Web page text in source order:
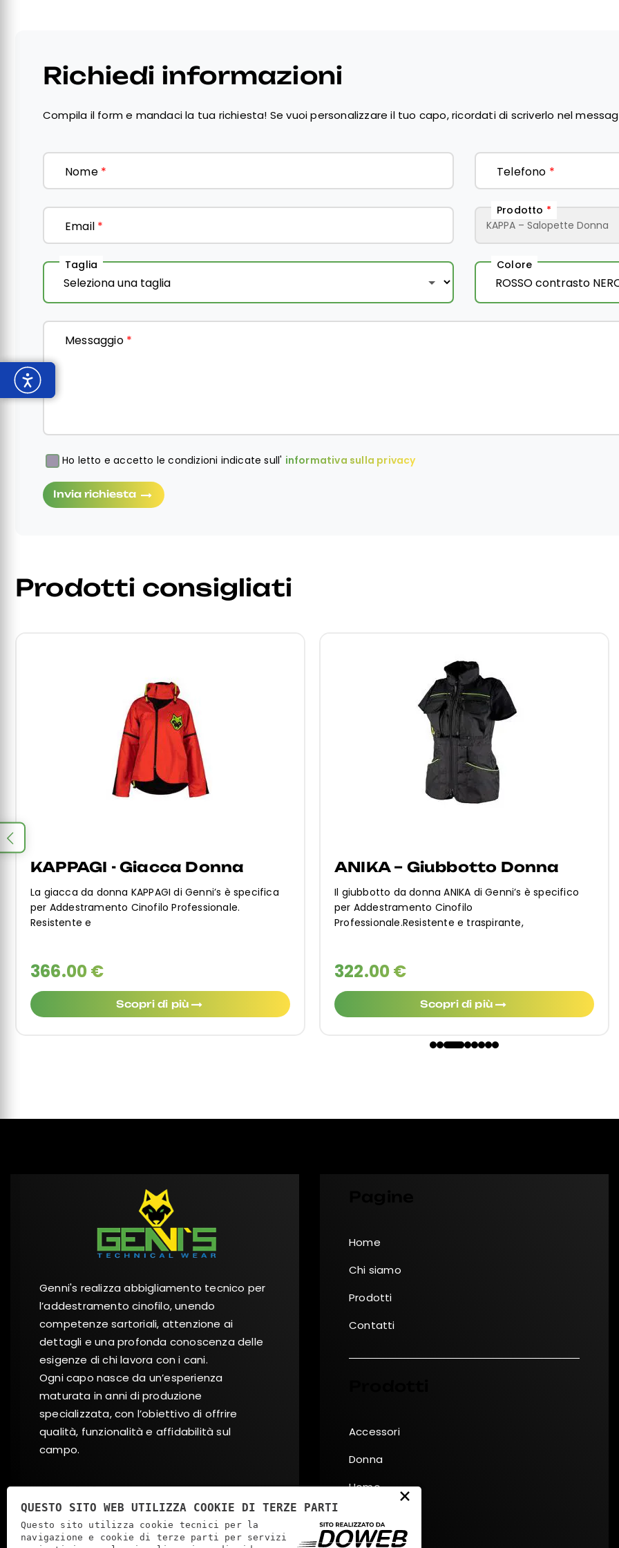
Richiedi informazioni
Compila il form e mandaci la tua richiesta! Se vuoi personalizzare il tuo capo, ricordati di scriverlo nel
Nome * Telefono *
Email *
Prodotto *
Taglia Colore
Messaggio *
Obbligatorio
Ho letto e accetto le condizioni indicate sull' informativa sulla privacy
Invia richiesta
Prodotti consigliati
KAPPAGI - Giacca Donna
La giacca da donna KAPPAGI di Genni’s è specifica
per Addestramento Cinofilo Professionale.
Resistente e
366.00 €
Scopri di più
ANIKA – Giubbotto Donna
Il giubbotto da donna ANIKA di Genni’s è specifico
per Addestramento Cinofilo
Professionale.Resistente e traspirante,
322.00 €
Scopri di più
Genni's realizza abbigliamento tecnico per
l’addestramento cinofilo, unendo
competenze sartoriali, attenzione ai
dettagli e una profonda conoscenza delle
esigenze di chi lavora con i cani.
Ogni capo nasce da un’esperienza
maturata in anni di produzione
specializzata, con l’obiettivo di offrire
qualità, funzionalità e affidabilità sul
campo.
Social
FACEBOOK INSTAGRAM
Home
Chi siamo
Prodotti
Contatti
Accessori
Donna
Uomo
×
QUESTO SITO WEB UTILIZZA COOKIE DI TERZE PARTI
Questo sito utilizza cookie tecnici per la
navigazione e cookie di terze parti per servizi